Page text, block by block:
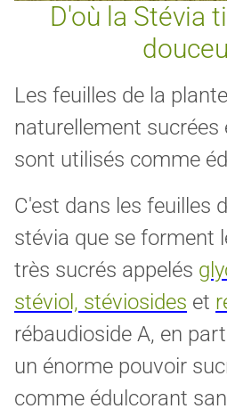
D'où la Stévia
Les feuilles de la
naturellement sucrées
sont utilisés comme
C'est dans les feuilles
stévia que se forment
très sucrés appelés
stéviol, stéviosides et
rébaudioside A, en
un énorme pouvoir
comme édulcorant